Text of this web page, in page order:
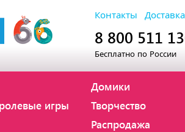
Контакты Доставка
8 800 511
Бесплатно по России
игры
Домики
Творчество
Распродажа